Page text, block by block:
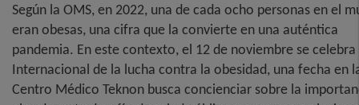
Según la OMS, en 2022, una de cada ocho personas en el
eran obesas, una cifra que la convierte en una auténtica
pandemia. En este contexto, el 12 de noviembre se celebra
Internacional de la lucha contra la obesidad, una fecha en
Centro Médico Teknon busca concienciar sobre la